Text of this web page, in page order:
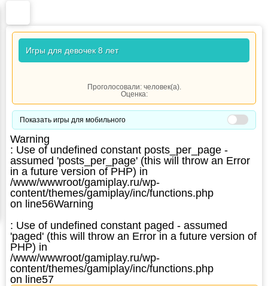
Игры для девочек 8 лет
Проголосовали: человек(а).
Оценка:
Показать игры для мобильного
Warning
: Use of undefined constant posts_per_page -
assumed 'posts_per_page' (this will throw an Error
in a future version of PHP) in
/www/wwwroot/gamiplay.ru/wp-
content/themes/gamiplay/inc/functions.php
on line56Warning
: Use of undefined constant paged - assumed
'paged' (this will throw an Error in a future version of
PHP) in
/www/wwwroot/gamiplay.ru/wp-
content/themes/gamiplay/inc/functions.php
on line57